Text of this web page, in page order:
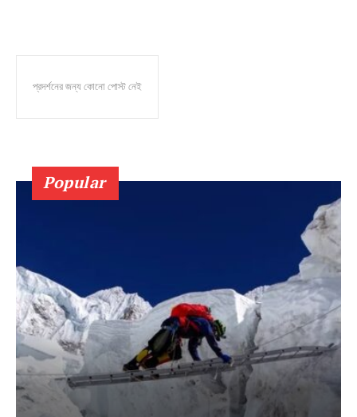
প্রদর্শনের জন্য কোনো পোস্ট নেই
Popular